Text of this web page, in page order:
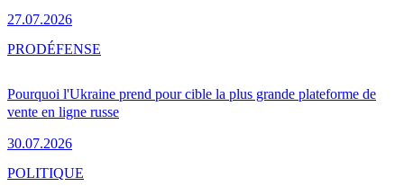
27.07.2026
Pourquoi l'Ukraine prend pour cible la plus grande plateforme de
vente en ligne russe
30.07.2026
PRODÉFENSE
POLITIQUE